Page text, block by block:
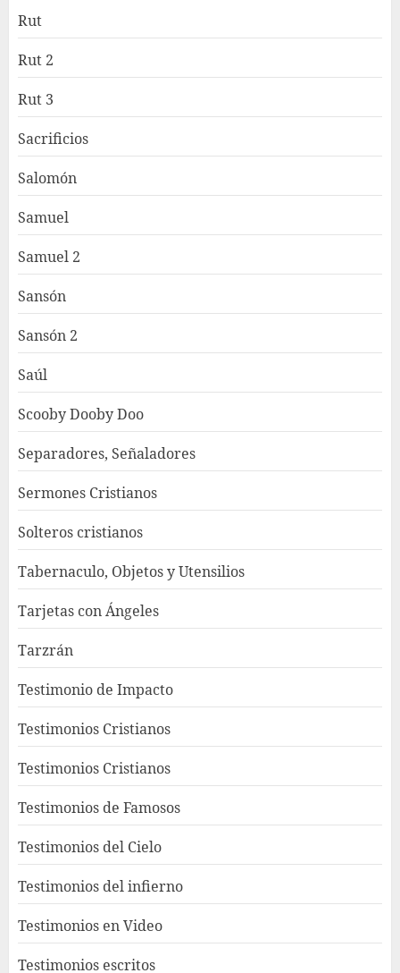
Rut
Rut 2
Rut 3
Sacrificios
Salomón
Samuel
Samuel 2
Sansón
Sansón 2
Saúl
Scooby Dooby Doo
Separadores, Señaladores
Sermones Cristianos
Solteros cristianos
Tabernaculo, Objetos y Utensilios
Tarjetas con Ángeles
Tarzrán
Testimonio de Impacto
Testimonios Cristianos
Testimonios Cristianos
Testimonios de Famosos
Testimonios del Cielo
Testimonios del infierno
Testimonios en Video
Testimonios escritos